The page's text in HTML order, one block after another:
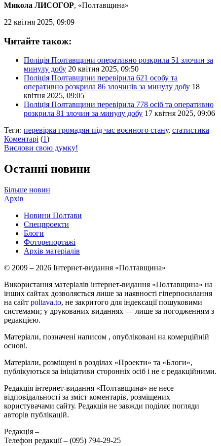
Микола ЛИСОГОР, «Полтавщина»
22 квітня 2025, 09:09
Читайте також:
Поліція Полтавщини оперативно розкрила 51 злочин за
минулу добу 20 квітня 2025, 09:50
Поліція Полтавщини перевірила 621 особу та
оперативно розкрила 86 злочинів за минулу добу 18
квітня 2025, 09:05
Поліція Полтавщини перевірила 778 осіб та оперативно
розкрила 81 злочин за минулу добу 17 квітня 2025, 09:06
Теги: перевірка громадян під час воєнного стану, статистика
Коментарі (1)
Вислови свою думку!
Останні новини
Більше новин
Архів
Новини Полтави
Спецпроекти
Блоги
Фоторепортажі
Архів матеріалів
© 2009 – 2026 Інтернет-видання «Полтавщина»
Використання матеріалів інтернет-видання «Полтавщина» на
інших сайтах дозволяється лише за наявності гіперпосилання
на сайт poltava.to, не закритого для індексації пошуковими
системами; у друкованих виданнях — лише за погодженням з
редакцією.
Матеріали, позначені написом , опубліковані на комерційній
основі.
Матеріали, розміщені в розділах «Проекти» та «Блоги»,
публікуються за ініціативи сторонніх осіб і не є редакційними.
Редакція інтернет-видання «Полтавщина» не несе
відповідальності за зміст коментарів, розміщених
користувачами сайту. Редакція не завжди поділяє погляди
авторів публікацій.
Редакція –
Телефон редакції – (095) 794-29-25